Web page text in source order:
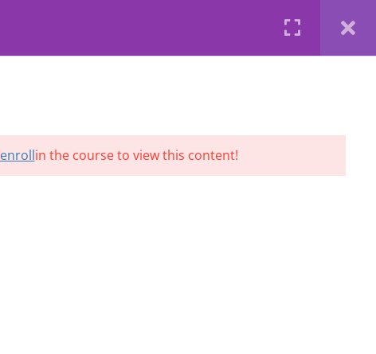
enrollin the course to view this content!
Brainiacs Tutoring